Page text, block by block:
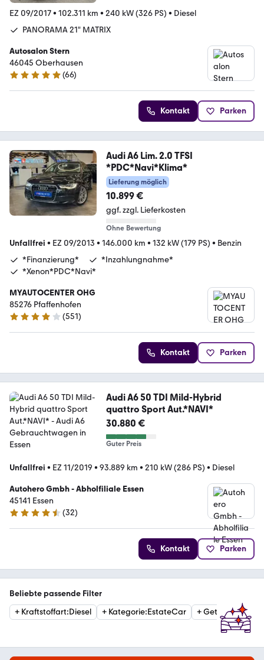
EZ 09/2017• 102.311 km • 240 kW (326 PS) • Diesel
PANORAMA 21" MATRIX
Autosalon Stern
46045 Oberhausen
4.9 Sterne
(66)
Kontakt Parken
Audi A6 Lim. 2.0 TFSI
*PDC*Navi*Klima*
Lieferung möglich
10.899 €
ggf. zzgl. Lieferkosten
Ohne Bewertung
Unfallfrei • EZ 09/2013 • 146.000 km • 132 kW (179 PS) • Benzin
*Finanzierung*
*Inzahlungnahme*
*Xenon*PDC*Navi*
MYAUTOCENTER OHG
85276 Pfaffenhofen
4.2 Sterne
(551)
Kontakt Parken
Audi A6 50 TDI Mild-Hybrid
quattro Sport Aut.*NAVI*
30.880 €
Guter Preis
Unfallfrei • EZ 11/2019 • 93.889 km • 210 kW (286 PS) • Diesel
Autohero Gmbh - Abholfiliale Essen
45141 Essen
4.7 Sterne
(32)
Kontakt Parken
Beliebte passende Filter
+ Kraftstoffart:Diesel + Kategorie:EstateCar +Getriebe: